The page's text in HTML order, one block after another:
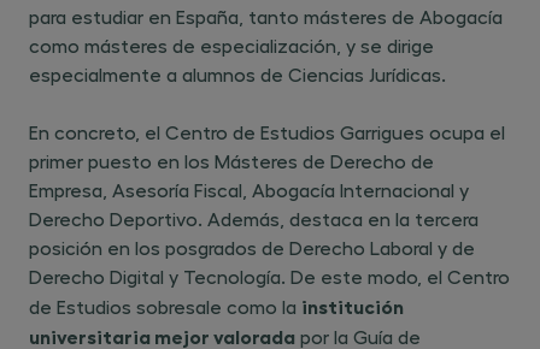
para estudiar en España, tanto másteres de Abogacía
como másteres de especialización, y se dirige
especialmente a alumnos de Ciencias Jurídicas.
En concreto, el Centro de Estudios Garrigues ocupa el
primer puesto en los Másteres de Derecho de
Empresa, Asesoría Fiscal, Abogacía Internacional y
Derecho Deportivo. Además, destaca en la tercera
posición en los posgrados de Derecho Laboral y de
Derecho Digital y Tecnología. De este modo, el Centro
de Estudios sobresale como la institución
universitaria mejor valorada por la Guía de